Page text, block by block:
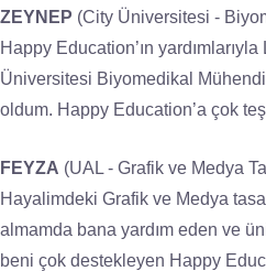
ZEYNEP (City Üniversitesi -
Happy Education’ın
Üniversitesi Biyomedikal
oldum. Happy Education’a çok
FEYZA (UAL - Grafik ve Medya
Hayalimdeki Grafik ve Medya
almamda bana yardım eden ve
beni çok destekleyen Happy